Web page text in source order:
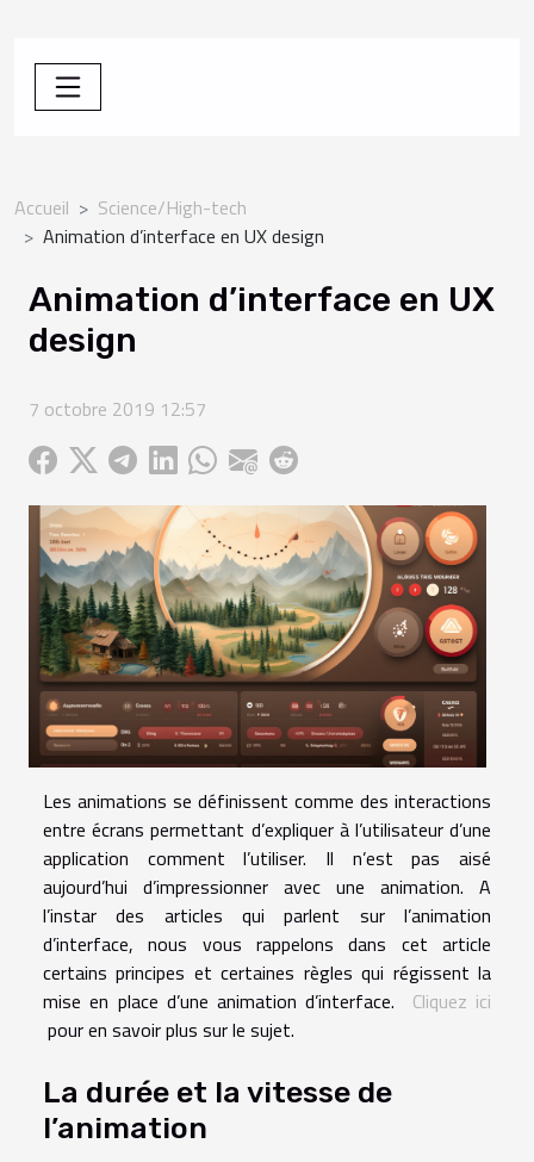
Accueil
Science/High-tech
Animation d’interface en UX design
Animation d’interface en UX
design
7 octobre 2019 12:57
Les animations se définissent comme des interactions
entre écrans permettant d’expliquer à l’utilisateur d’une
application comment l’utiliser. Il n’est pas aisé
aujourd’hui d’impressionner avec une animation. A
l’instar des articles qui parlent sur l’animation
d’interface, nous vous rappelons dans cet article
certains principes et certaines règles qui régissent la
mise en place d’une animation d’interface. Cliquez ici
pour en savoir plus sur le sujet.
La durée et la vitesse de
l’animation